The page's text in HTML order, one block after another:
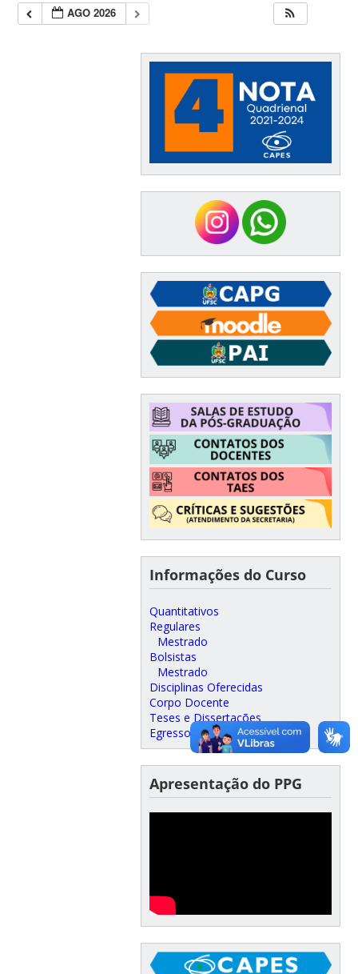
AGO 2026
Informações do Curso
Quantitativos
Regulares
Mestrado
Bolsistas
Mestrado
Disciplinas Oferecidas
Corpo Docente
Teses e Dissertações
Egressos
Apresentação do PPG